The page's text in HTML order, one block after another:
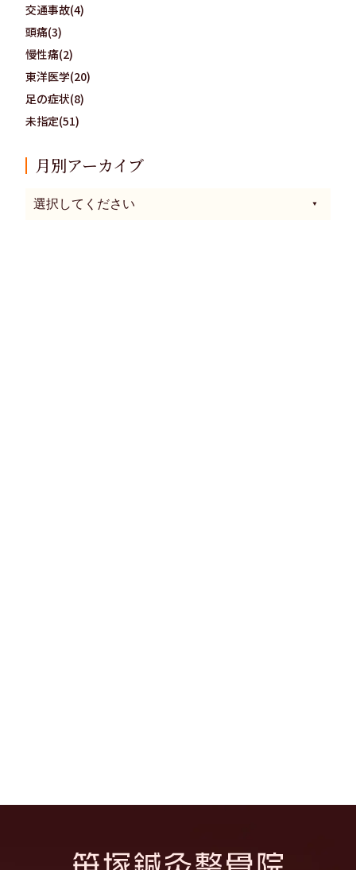
交通事故(4)
頭痛(3)
慢性痛(2)
東洋医学(20)
足の症状(8)
未指定(51)
月別アーカイブ